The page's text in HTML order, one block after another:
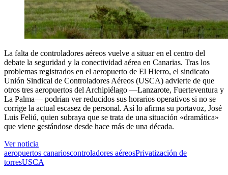
La falta de controladores aéreos vuelve a situar en el centro del
debate la seguridad y la conectividad aérea en Canarias. Tras los
problemas registrados en el aeropuerto de El Hierro, el sindicato
Unión Sindical de Controladores Aéreos (USCA) advierte de que
otros tres aeropuertos del Archipiélago —Lanzarote, Fuerteventura y
La Palma— podrían ver reducidos sus horarios operativos si no se
corrige la actual escasez de personal. Así lo afirma su portavoz, José
Luis Feliú, quien subraya que se trata de una situación «dramática»
que viene gestándose desde hace más de una década.
Ver noticia
aeropuertos canarioscontroladores aéreosPrivatización de
torresUSCA